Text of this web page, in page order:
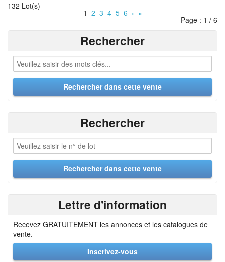
132 Lot(s)
1 2 3 4 5 6 › »
Page : 1 / 6
Rechercher
Rechercher
Lettre d'information
Recevez GRATUITEMENT les annonces et les catalogues de
vente.
Inscrivez-vous